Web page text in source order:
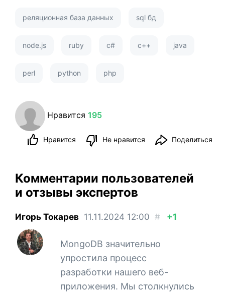
реляционная база данных sql бд
node.js ruby c# c++ java
perl python php
Нравится 195
Нравится Не нравится Поделиться
Комментарии пользователей
и отзывы экспертов
Игорь Токарев 11.11.2024 12:00 # +1
MongoDB значительно
упростила процесс
разработки нашего веб-
приложения. Мы столкнулись